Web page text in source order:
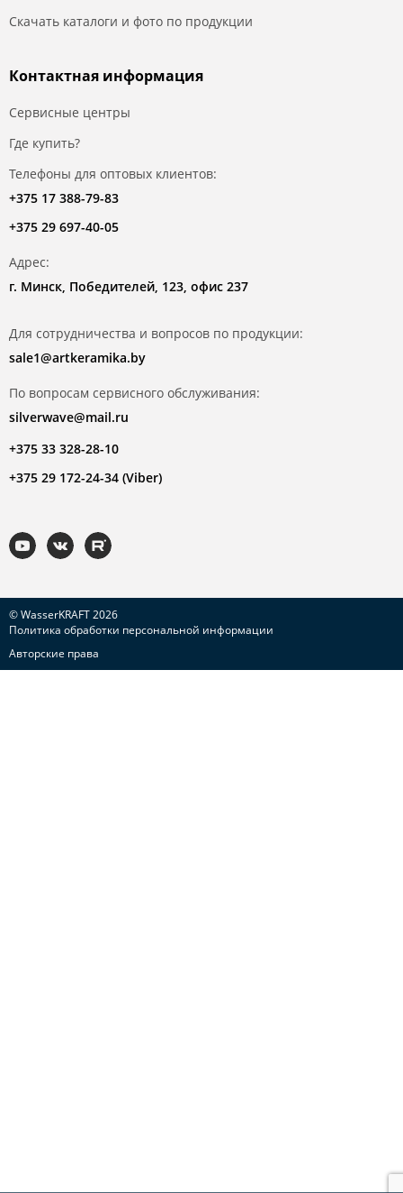
Скачать каталоги и фото по продукции
Контактная информация
Сервисные центры
Где купить?
Телефоны для оптовых клиентов:
+375 17 388-79-83
+375 29 697-40-05
Адрес:
г. Минск, Победителей, 123, офис 237
Для сотрудничества и вопросов по продукции:
sale1@artkeramika.by
По вопросам сервисного обслуживания:
silverwave@mail.ru
+375 33 328-28-10
+375 29 172-24-34 (Viber)
© WasserKRAFT 2026
Политика обработки персональной информации
Авторские права